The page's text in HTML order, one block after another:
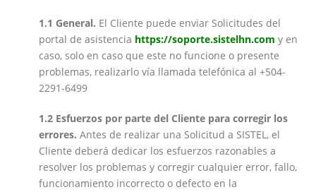
1.1 General. El Cliente puede enviar Solicitudes del
portal de asistencia https://soporte.sistelhn.com y en
caso, solo en caso que este no funcione o presente
problemas, realizarlo vía llamada telefónica al +504-
2291-6499
1.2 Esfuerzos por parte del Cliente para corregir los
errores. Antes de realizar una Solicitud a SISTEL, el
Cliente deberá dedicar los esfuerzos razonables a
resolver los problemas y corregir cualquier error, fallo,
funcionamiento incorrecto o defecto en la